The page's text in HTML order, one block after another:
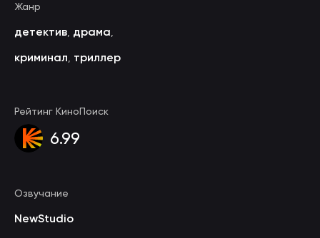
Жанр
детектив драма
криминал триллер
Рейтинг КиноПоиск
6.99
Озвучание
NewStudio